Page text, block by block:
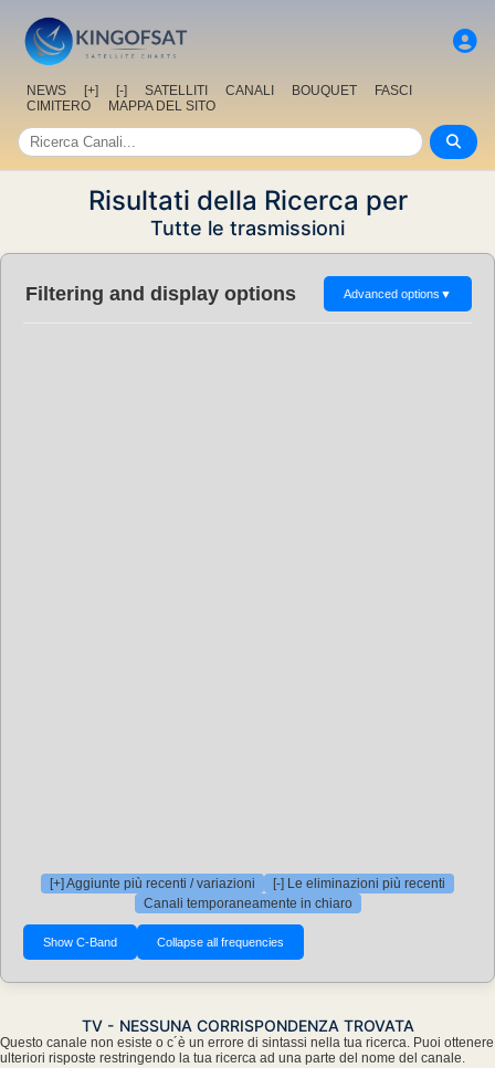
NEWS [+] [-] SATELLITI CANALI BOUQUET
FASCI
CIMITERO
MAPPA DEL SITO
Risultati della Ricerca per
Tutte le trasmissioni
Filtering and display options Advanced options ▼
[+] Aggiunte più recenti / variazioni
[-] Le eliminazioni più recenti
Canali temporaneamente in chiaro
TV - NESSUNA CORRISPONDENZA TROVATA
Questo canale non esiste o c´è un errore di sintassi nella tua ricerca. Puoi ottenere
ulteriori risposte restringendo la tua ricerca ad una parte del nome del canale.